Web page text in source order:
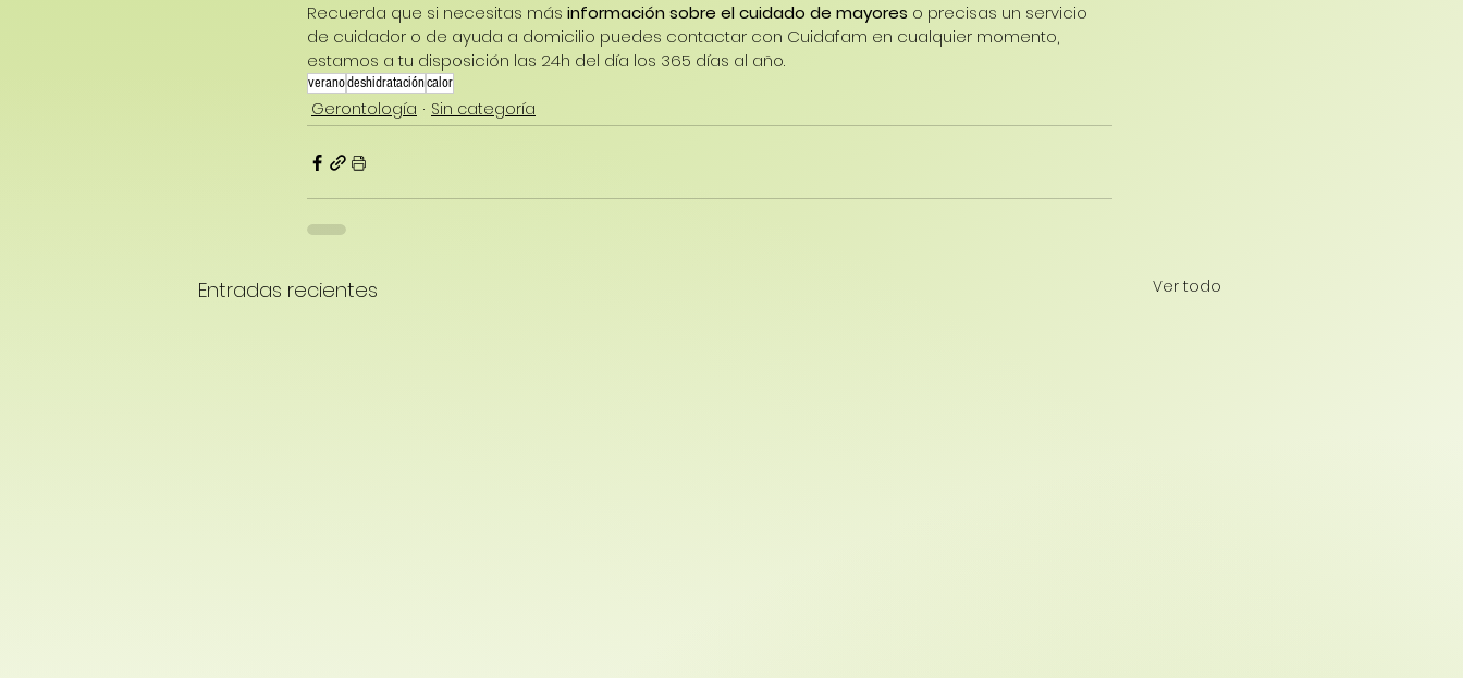
Recuerda que si necesitas más información sobre el cuidado de mayores o precisas un servicio
de cuidador o de ayuda a domicilio puedes contactar con Cuidafam en cualquier momento,
estamos a tu disposición las 24h del día los 365 días al año.
veranodeshidratacióncalor
Gerontología Sin categoría
Entradas recientes Ver todo